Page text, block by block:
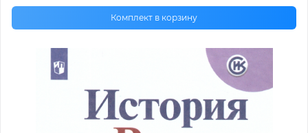
Комплект в корзину